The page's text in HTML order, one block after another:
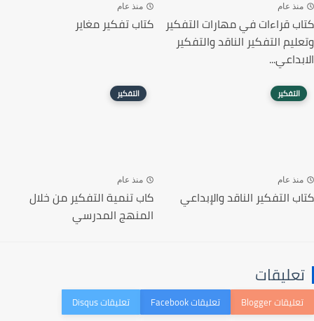
منذ عام
كتاب قراءات في مهارات التفكير
وتعليم التفكير الناقد والتفكير
الابداعي...
منذ عام
كتاب تفكير مغاير
التفكير
منذ عام
كتاب التفكير الناقد والإبداعي
التفكير
منذ عام
كاب تنمية التفكير من خلال
المنهج المدرسي
تعليقات